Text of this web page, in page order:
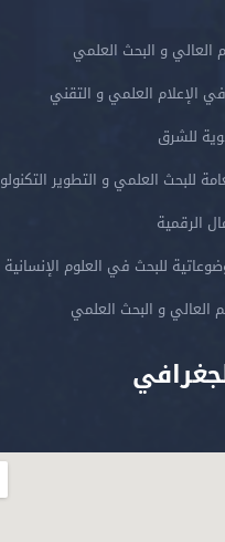
العالي و البحث العلمي
الإعلام العلمي و التقني
للشرق
للبحث العلمي و التطوير
الرقمية
للبحث في العلوم
العالي و البحث العلمي